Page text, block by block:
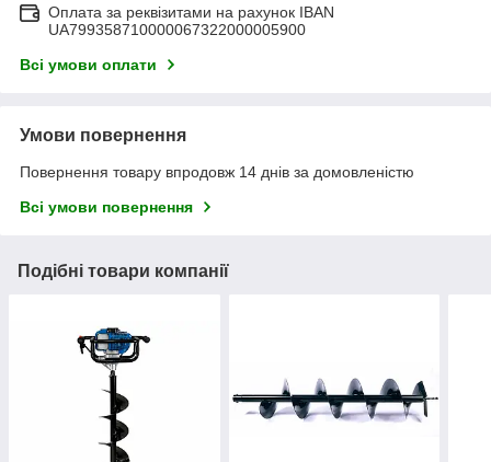
Оплата за реквізитами на рахунок IBAN
UA799358710000067322000005900
Всі умови оплати
Умови повернення
Повернення товару впродовж 14 днів за домовленістю
Всі умови повернення
Подібні товари компанії